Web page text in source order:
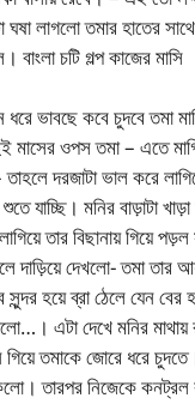
ঘষা লাগলো তমার হাতের
বাংলা চটি গল্প কাজের মাসি
ধরে ভাবছে কবে চুদবে
ওপস তমা – এতে
দরজাটা ভাল করে
যাচ্ছি। মনির বাড়াটা
তার বিছানায় গিয়ে
দাড়িয়ে দেখলো- তমা তার
সুন্দর হয়ে ব্রা ঠেলে যেন
এটা দেখে মনির
তমাকে জোরে ধরে
তারপর নিজেকে কনট্রল